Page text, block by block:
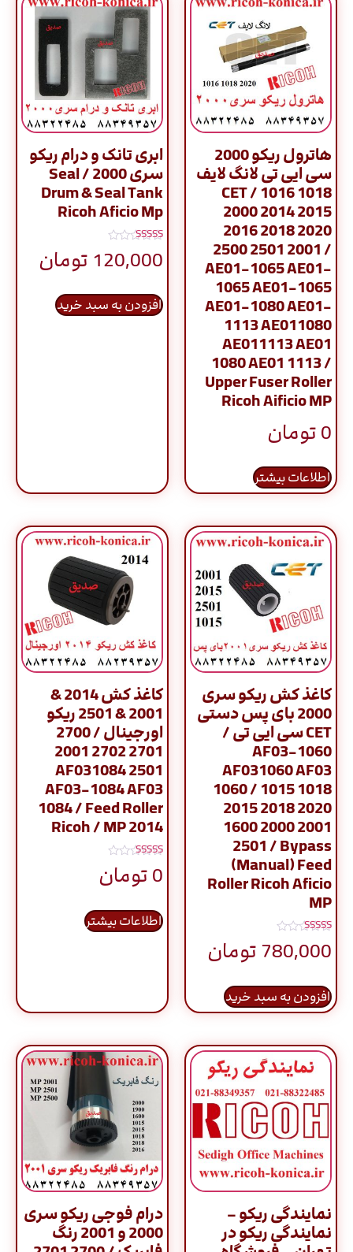
هاترول ریکو 2000
سی ایی تی لانگ لایف
CET / 1016 1018
2000 2014 2015
2016 2018 2020
2500 2501 2001 /
AE01-1065 AE01-
1065 AE01-1065
AE01-1080 AE01-
1113 AE011080
AE011113 AE01
1080 AE01 1113 /
Upper Fuser Roller
Ricoh Aificio MP
0تومان
اطلاعات بیشتر
ابری تانک و درام ریکو
سری 2000 / Seal
Drum & Seal Tank
Ricoh Aficio Mp
نمره
5.00
از 5
120,000 تومان
افزودن به سبد خرید
کاغذ کش ریکو سری
2000 بای پس دستی
CET سی ایی تی /
AF03-1060
AF031060 AF03
1060 / 1015 1018
2015 2018 2020
1600 2000 2001
2501 / Bypass
(Manual) Feed
Roller Ricoh Aficio
MP
نمره
5.00
از 5
780,000 تومان
افزودن به سبد خرید
کاغذ کش 2014 &
2001 & 2501 ریکو
اورجینال / 2700
2701 2702 2001
2501 AF031084
AF03-1084 AF03
1084 / Feed Roller
Ricoh / MP 2014
نمره
5.00
از 5
0تومان
اطلاعات بیشتر
نمایندگی ریکو –
نمایندگی ریکو در
درام فوجی ریکو سری
2000 و 2001 رنگ